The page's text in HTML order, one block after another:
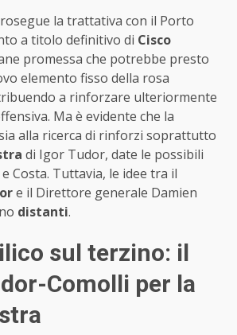
la trattativa con il Porto
a titolo definitivo di Cisco
promessa che potrebbe presto
elemento fisso della rosa
a rinforzare ulteriormente
Ma è evidente che la
alla ricerca di rinforzi soprattutto
di Igor Tudor, date le possibili
Costa. Tuttavia, le idee tra il
e il Direttore generale Damien
distanti.
sul terzino: il
Comolli per la